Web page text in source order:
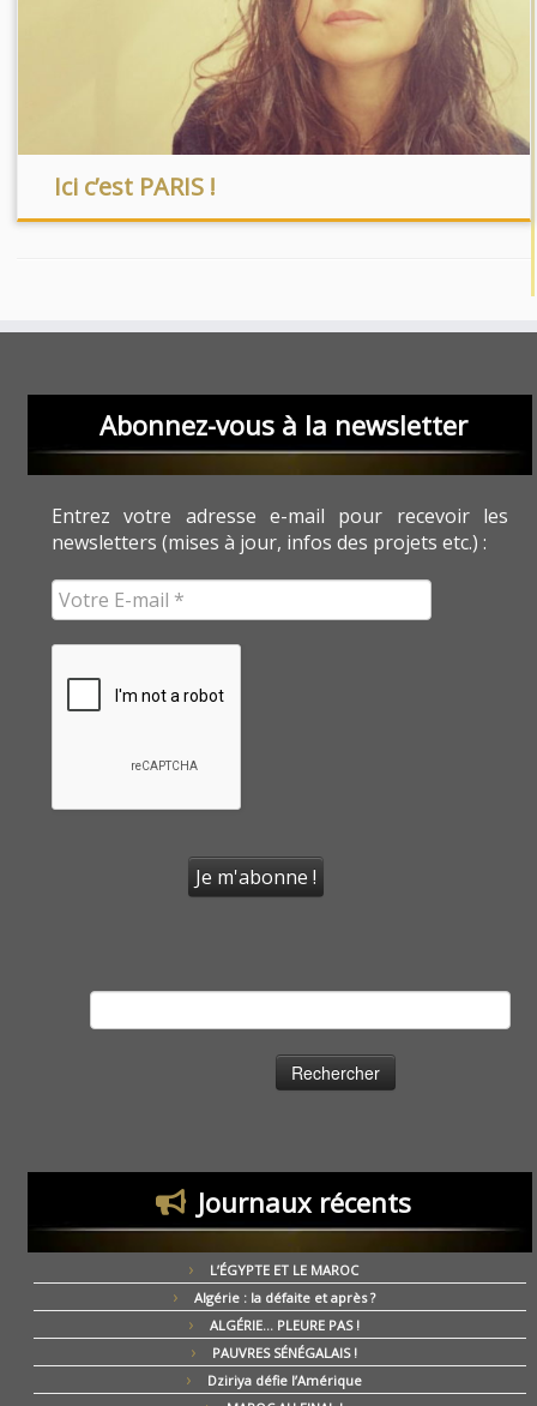
Ici c’est PARIS !
Abonnez-vous à la newsletter
Entrez votre adresse e-mail pour recevoir les
newsletters (mises à jour, infos des projets etc.) :
Journaux récents
L’ÉGYPTE ET LE MAROC
Algérie : la défaite et après ?
ALGÉRIE… PLEURE PAS !
PAUVRES SÉNÉGALAIS !
Dziriya défie l’Amérique